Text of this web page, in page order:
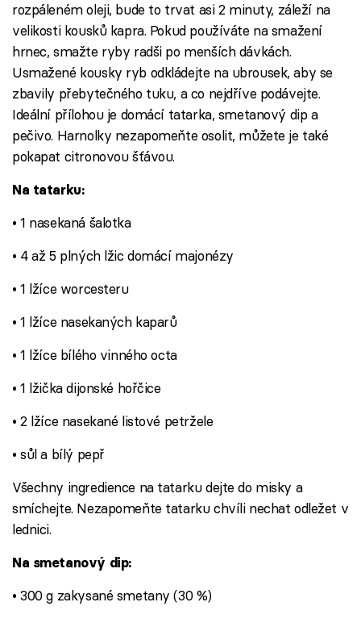
rozpáleném oleji, bude to trvat asi 2 minuty, záleží na
velikosti kousků kapra. Pokud používáte na smažení
hrnec, smažte ryby radši po menších dávkách.
Usmažené kousky ryb odkládejte na ubrousek, aby se
zbavily přebytečného tuku, a co nejdříve podávejte.
Ideální přílohou je domácí tatarka, smetanový dip a
pečivo. Harnolky nezapomeňte osolit, můžete je také
pokapat citronovou šťávou.
Na tatarku:
• 1 nasekaná šalotka
• 4 až 5 plných lžic domácí majonézy
• 1 lžíce worcesteru
• 1 lžíce nasekaných kaparů
• 1 lžíce bílého vinného octa
• 1 lžička dijonské hořčice
• 2 lžíce nasekané listové petržele
• sůl a bílý pepř
Všechny ingredience na tatarku dejte do misky a
smíchejte. Nezapomeňte tatarku chvíli nechat odležet v
lednici.
Na smetanový dip:
• 300 g zakysané smetany (30 %)